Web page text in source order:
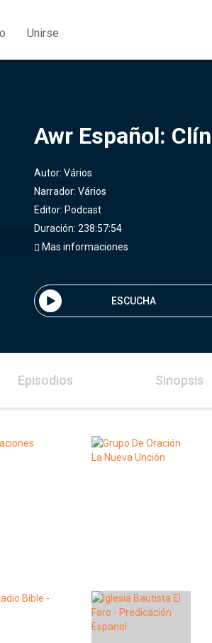
Unirse
Awr Español:
Autor: Vários
Narrador: Vários
Editor: Podcast
Duración: 238:57:54
Mas informaciones
ESCUCHA
Episodios Sinopsis